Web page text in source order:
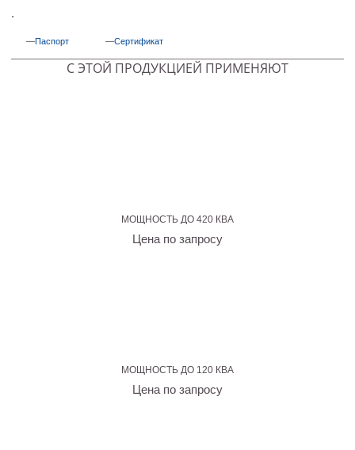
.
Паспорт Сертификат
С ЭТОЙ ПРОДУКЦИЕЙ ПРИМЕНЯЮТ
МОЩНОСТЬ ДО 420 КВА
Цена по запросу
МОЩНОСТЬ ДО 120 КВА
Цена по запросу